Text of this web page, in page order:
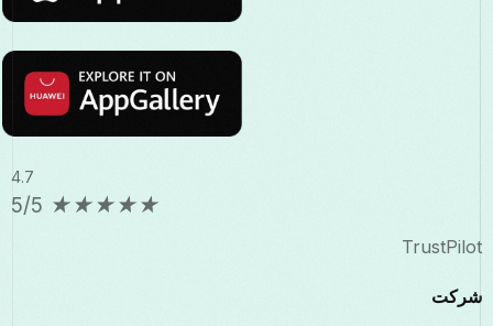
4.7
★
★
★
★
★
5/5
TrustPilot
شرکت